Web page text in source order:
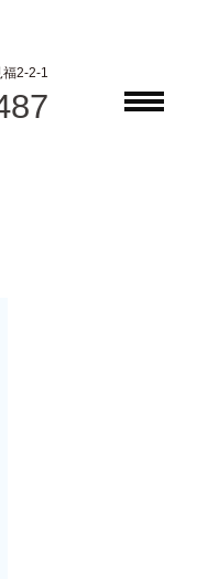
2-2-1